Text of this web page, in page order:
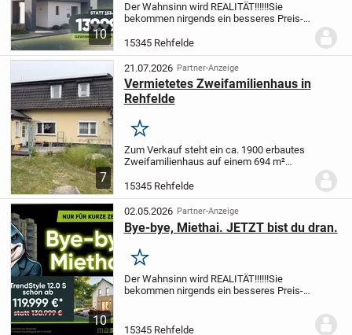
10
Der Wahnsinn wird REALITÄT!!!!!!Sie
bekommen nirgends ein besseres Preis-
aktuell 45.000 Häuser made in Germany
und legen passend dazu eine
Aktionsserie für...
15345 Rehfelde
7
21.07.2026 Partner-Anzeige
Vermietetes Zweifamilienhaus in
Rehfelde
Merken
Zum Verkauf steht ein ca. 1900 erbautes
Zweifamilienhaus auf einem 694 m²
Immobilie ist derzeit vollständig
vermietet.Das Wohnhaus verfügt über
zwei separate...
15345 Rehfelde
10
02.05.2026 Partner-Anzeige
Bye-bye, Miethai. JETZT bist du dran.
Merken
Der Wahnsinn wird REALITÄT!!!!!!Sie
bekommen nirgends ein besseres Preis-
und legt passend dazu eine Aktionsserie
15345 Rehfelde